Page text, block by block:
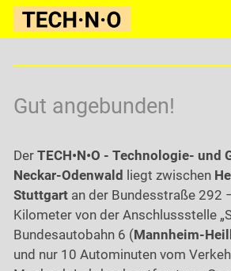
Lage
Umgebung
Grundstücke
Infrastruktur
Galerie
Gut angebunden!
Der TECH•N•O - Technologie- und
Neckar-Odenwald liegt zwischen
Stuttgart an der Bundesstraße 292
Kilometer von der Anschlussstelle
Bundesautobahn 6 (Mannheim-
und nur 10 Autominuten vom